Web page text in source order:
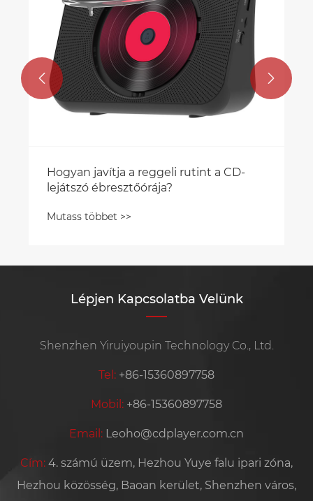
Hogyan javítja a reggeli rutint a CD-
lejátszó ébresztőórája?
Mutass többet >>
 
Lépjen Kapcsolatba Velünk
Shenzhen Yiruiyoupin Technology Co., Ltd.
Tel: +86-15360897758
Mobil: +86-15360897758
Email: Leoho@cdplayer.com.cn
Cím: 4. számú üzem, Hezhou Yuye falu ipari zóna,
Hezhou közösség, Baoan kerület, Shenzhen város,